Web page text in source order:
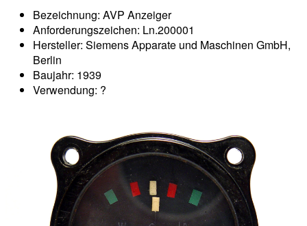
Bezeichnung: AVP Anzeiger
Anforderungszeichen: Ln.200001
Hersteller: Siemens Apparate und Maschinen GmbH,
Berlin
Baujahr: 1939
Verwendung: ?